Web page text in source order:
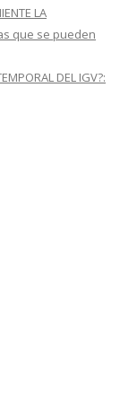
LA
que se pueden
DEL IGV?: